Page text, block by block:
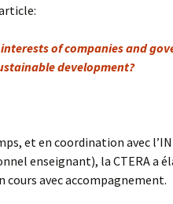
of companies and
development?
et en coordination avec
enseignant), la CTERA a
cours avec accompagnement.